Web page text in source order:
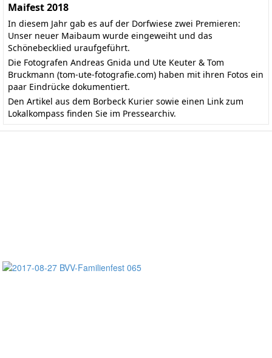
Maifest 2018
In diesem Jahr gab es auf der Dorfwiese zwei Premieren:
Unser neuer Maibaum wurde eingeweiht und das
Schönebecklied uraufgeführt.
Die Fotografen Andreas Gnida und Ute Keuter & Tom
Bruckmann (tom-ute-fotografie.com) haben mit ihren Fotos ein
paar Eindrücke dokumentiert.
Den Artikel aus dem Borbeck Kurier sowie einen Link zum
Lokalkompass finden Sie im Pressearchiv.